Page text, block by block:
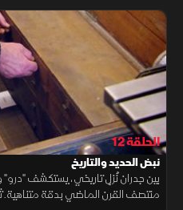
الحلقة 12
نبض الحديد والتاريخ
بين جدران نُزلٍ تاريخي، يستكشف
منتصف القرن الماضي بدقة متناهية.